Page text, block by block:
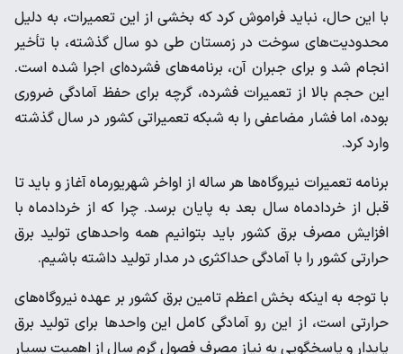
با این حال، نباید فراموش کرد که بخشی از این تعمیرات، به دلیل
محدودیت‌های سوخت در زمستان طی دو سال گذشته، با تأخیر
انجام شد و برای جبران آن، برنامه‌های فشرده‌ای اجرا شده است.
این حجم بالا از تعمیرات فشرده، گرچه برای حفظ آمادگی ضروری
بوده، اما فشار مضاعفی را به شبکه تعمیراتی کشور در سال گذشته
وارد کرد.
برنامه تعمیرات نیروگاه‌ها هر ساله از اواخر شهریورماه آغاز و باید تا
قبل از خردادماه سال بعد به پایان برسد. چرا که از خردادماه با
افزایش مصرف برق کشور باید بتوانیم همه واحدهای تولید برق
حرارتی کشور را با آمادگی حداکثری در مدار تولید داشته باشیم.
با توجه به اینکه بخش اعظم تامین برق کشور بر عهده نیروگاه‌های
حرارتی است، از این رو آمادگی کامل این واحدها برای تولید برق
پایدار و پاسخگویی به نیاز مصرف فصول گرم سال از اهمیت بسیار